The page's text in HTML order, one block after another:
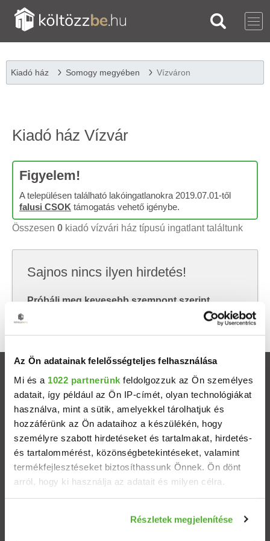
Az Ön adatainak felelősségteljes felhasználása
Mi és a 1022 partnerünk feldolgozzuk az Ön személyes
adatait, így például az Ön IP-címét, olyan technológiákat
használva, mint a sütik, amelyekkel tárolhatjuk és
hozzáférünk az Ön adataihoz a készülékén, hogy
személyre szabott hirdetéseket és tartalmakat, hirdetés-
és tartalommérést, közönségbetekintéseket, valamint
termékfejlesztéseket biztosíthassunk Önnek. Ön dönt
arról, hogy ki használja az adatait és milyen célra.
Információgyűjtés az Ön földrajzi elhelyezkedéséről
Részletek megjelenítése
Kiadó ház Somogy megyében Vízváron
Kiadó ház Vízvár
Figyelem!
A településen található lakóingatlanokra 2019.07.01-től
falusi CSOK támogatás vehető igénybe.
Összesen 0 kiadó vízvári ház típusú ingatlant találtunk
Sajnos nincs ilyen hirdetés!
Próbálj meg kevesebb szempont szerint
keresni, hátha akkor megtalálod, amit keresel.
Ingatlanok
Eladó házak
Eladó lakások
Települések